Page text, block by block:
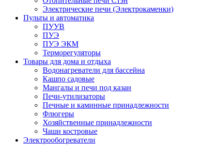
Электрические печи (Электрокаменки)
Пульты и автоматика
ПУУВ
ПУЭ
ПУЭ ЭКМ
Терморегуляторы
Товары для дома и отдыха
Водонагреватели для бассейна
Кашпо садовые
Мангалы и печи под казан
Печи-утилизаторы
Печные и каминные принадлежности
Флюгеры
Хозяйственные принадлежности
Чаши костровые
Электрообогреватели